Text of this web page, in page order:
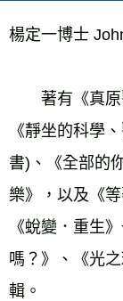
楊定一博士
著有《真原
《靜坐的科學
書)、《全部的
樂》，以及《
《蛻變．重生
嗎？》、《光
輯。